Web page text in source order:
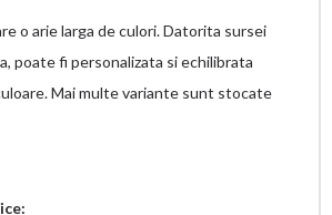
o arie larga de culori. Datorita sursei
poate fi personalizata si echilibrata
Mai multe variante sunt stocate